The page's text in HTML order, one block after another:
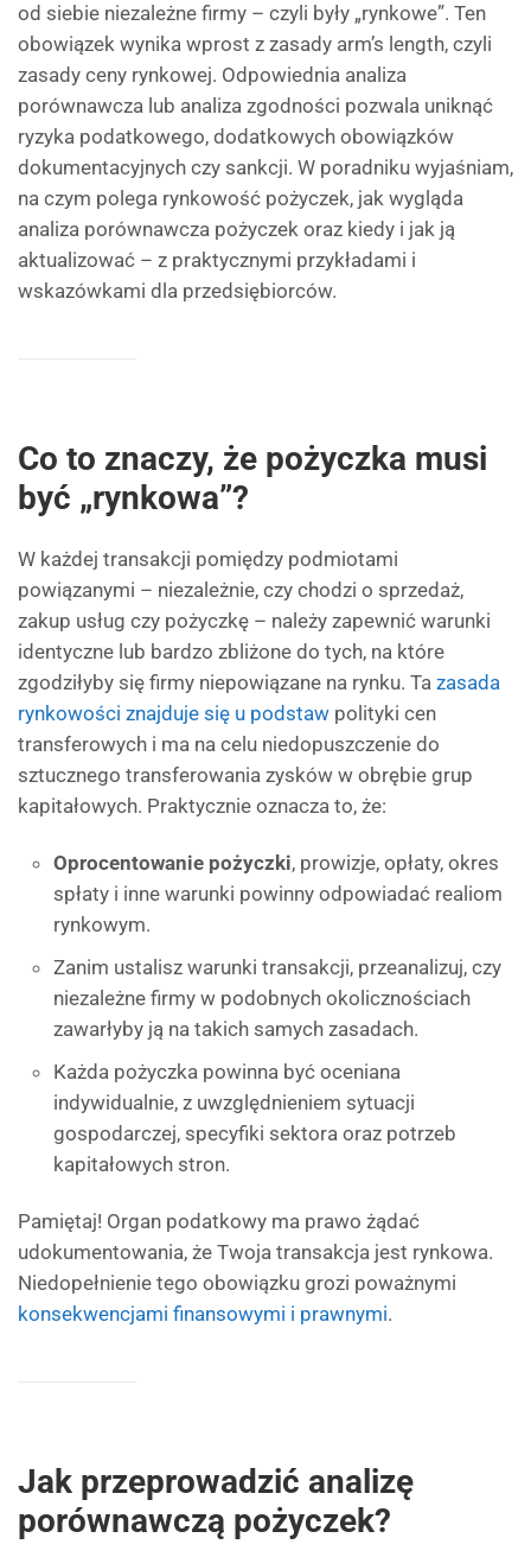
od siebie niezależne firmy – czyli były „rynkowe”. Ten
obowiązek wynika wprost z zasady arm’s length, czyli
zasady ceny rynkowej. Odpowiednia analiza
porównawcza lub analiza zgodności pozwala uniknąć
ryzyka podatkowego, dodatkowych obowiązków
dokumentacyjnych czy sankcji. W poradniku wyjaśniam,
na czym polega rynkowość pożyczek, jak wygląda
analiza porównawcza pożyczek oraz kiedy i jak ją
aktualizować – z praktycznymi przykładami i
wskazówkami dla przedsiębiorców.
Co to znaczy, że pożyczka musi
być „rynkowa”?
W każdej transakcji pomiędzy podmiotami
powiązanymi – niezależnie, czy chodzi o sprzedaż,
zakup usług czy pożyczkę – należy zapewnić warunki
identyczne lub bardzo zbliżone do tych, na które
zgodziłyby się firmy niepowiązane na rynku. Ta zasada
rynkowości znajduje się u podstaw polityki cen
transferowych i ma na celu niedopuszczenie do
sztucznego transferowania zysków w obrębie grup
kapitałowych. Praktycznie oznacza to, że:
Oprocentowanie pożyczki, prowizje, opłaty, okres
spłaty i inne warunki powinny odpowiadać realiom
rynkowym.
Zanim ustalisz warunki transakcji, przeanalizuj, czy
niezależne firmy w podobnych okolicznościach
zawarłyby ją na takich samych zasadach.
Każda pożyczka powinna być oceniana
indywidualnie, z uwzględnieniem sytuacji
gospodarczej, specyfiki sektora oraz potrzeb
kapitałowych stron.
Pamiętaj! Organ podatkowy ma prawo żądać
udokumentowania, że Twoja transakcja jest rynkowa.
Niedopełnienie tego obowiązku grozi poważnymi
konsekwencjami finansowymi i prawnymi.
Jak przeprowadzić analizę
porównawczą pożyczek?